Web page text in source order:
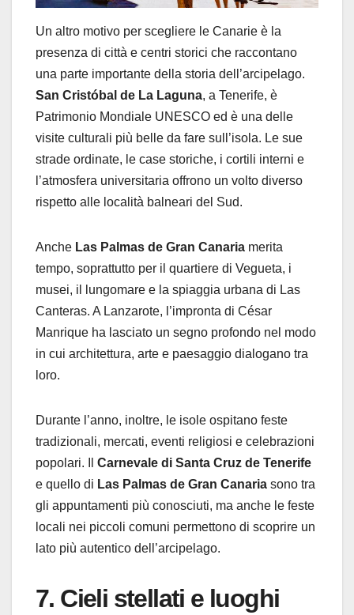
Un altro motivo per scegliere le Canarie è la
presenza di città e centri storici che raccontano
una parte importante della storia dell’arcipelago.
San Cristóbal de La Laguna, a Tenerife, è
Patrimonio Mondiale UNESCO ed è una delle
visite culturali più belle da fare sull’isola. Le sue
strade ordinate, le case storiche, i cortili interni e
l’atmosfera universitaria offrono un volto diverso
rispetto alle località balneari del Sud.
Anche Las Palmas de Gran Canaria merita
tempo, soprattutto per il quartiere di Vegueta, i
musei, il lungomare e la spiaggia urbana di Las
Canteras. A Lanzarote, l’impronta di César
Manrique ha lasciato un segno profondo nel modo
in cui architettura, arte e paesaggio dialogano tra
loro.
Durante l’anno, inoltre, le isole ospitano feste
tradizionali, mercati, eventi religiosi e celebrazioni
popolari. Il Carnevale di Santa Cruz de Tenerife
e quello di Las Palmas de Gran Canaria sono tra
gli appuntamenti più conosciuti, ma anche le feste
locali nei piccoli comuni permettono di scoprire un
lato più autentico dell’arcipelago.
7. Cieli stellati e luoghi